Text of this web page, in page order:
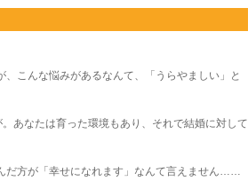
こんな悩みがあるなんて、「うらやましい」と
あなたは育った環境もあり、それで結婚に対して
だ方が「幸せになれます」なんて言えません……